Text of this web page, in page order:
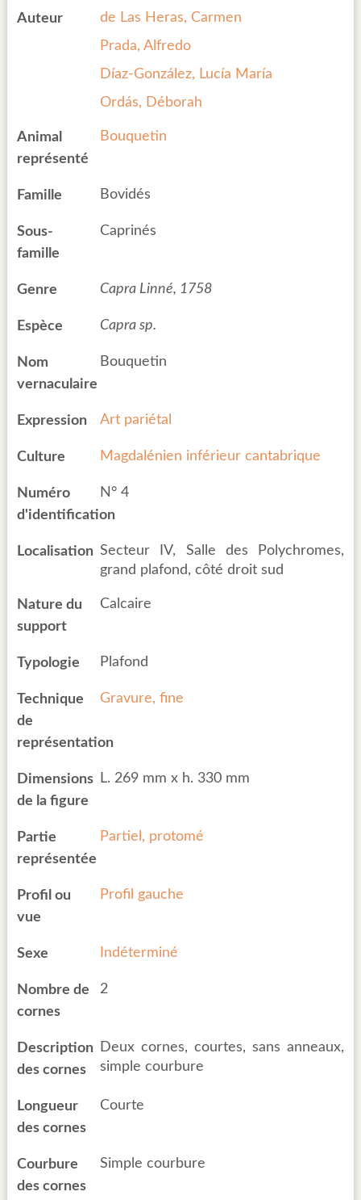
Auteur
de Las Heras, Carmen
Prada, Alfredo
Díaz-González, Lucía María
Ordás, Déborah
Animal
représenté
Bouquetin
Famille Bovidés
Sous-
famille
Caprinés
Genre Capra Linné, 1758
Espèce Capra sp.
Nom
vernaculaire
Bouquetin
Expression Art pariétal
Culture Magdalénien inférieur cantabrique
Numéro
d'identification
N° 4
Localisation Secteur IV, Salle des Polychromes,
grand plafond, côté droit sud
Nature du
support
Calcaire
Typologie Plafond
Technique
de
représentation
Gravure, fine
Dimensions
de la figure
L. 269 mm x h. 330 mm
Partie
représentée
Partiel, protomé
Profil ou
vue
Profil gauche
Sexe Indéterminé
Nombre de
cornes
2
Description
des cornes
Deux cornes, courtes, sans anneaux,
simple courbure
Longueur
des cornes
Courte
Courbure
des cornes
Simple courbure